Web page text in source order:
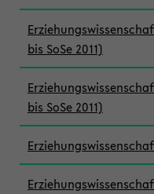
bis SoSe 2011)
bis SoSe 2011)